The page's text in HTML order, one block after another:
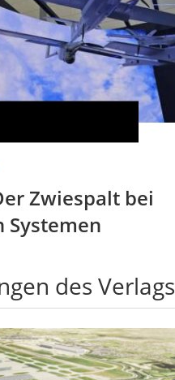
Zwiespalt bei
Systemen
des Verlags